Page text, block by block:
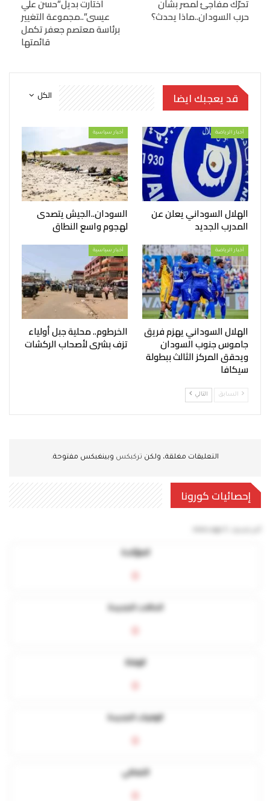
تحرّك مفاجئ لمصر بشأن
حرب السودان..ماذا يحدث؟
اختارت بديل”حسن علي
عيسى”..مجموعة التغيير
برئاسة معتصم جعفر تكمل
قائمتها
الكل قد يعجبك ايضا
أخبار الرياضة
الهلال السوداني يعلن عن
المدرب الجديد
أخبار سياسية
السودان..الجيش يتصدى
لهجوم واسع النطاق
أخبار الرياضة
الهلال السوداني يهزم فريق
جاموس جنوب السودان
ويحقق المركز الثالث ببطولة
سيكافا
أخبار سياسية
الخرطوم.. محلية جبل أولياء
تزف بشرى لأصحاب الركشات
السابق التالي
التعليقات مغلقة، ولكن تركبكس وبينغبكس مفتوحة.
إحصائيات كورونا
التعافي